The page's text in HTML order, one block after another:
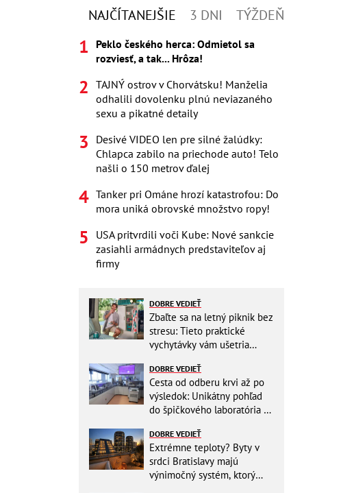
NAJČÍTANEJŠIE 3 DNI TÝŽDEŇ
Peklo českého herca: Odmietol sa
rozviesť, a tak... Hrôza!
TAJNÝ ostrov v Chorvátsku! Manželia
odhalili dovolenku plnú neviazaného
sexu a pikatné detaily
Desivé VIDEO len pre silné žalúdky:
Chlapca zabilo na priechode auto! Telo
našli o 150 metrov ďalej
Tanker pri Ománe hrozí katastrofou: Do
mora uniká obrovské množstvo ropy!
USA pritvrdili voči Kube: Nové sankcie
zasiahli armádnych predstaviteľov aj
firmy
DOBRE VEDIEŤ
Zbaľte sa na letný piknik bez
stresu: Tieto praktické
vychytávky vám ušetria
DOBRE VEDIEŤ
Cesta od odberu krvi až po
výsledok: Unikátny pohľad
do špičkového laboratória na
DOBRE VEDIEŤ
Extrémne teploty? Byty v
srdci Bratislavy majú
výnimočný systém, ktorý